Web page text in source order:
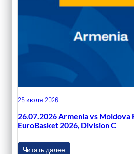
25 июля 2026
26.07.2026 Armenia vs Moldova
EuroBasket 2026, Division C
Читать далее